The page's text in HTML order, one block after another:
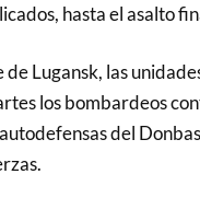
hasta el asalto
Lugansk, las
los bombardeos
del